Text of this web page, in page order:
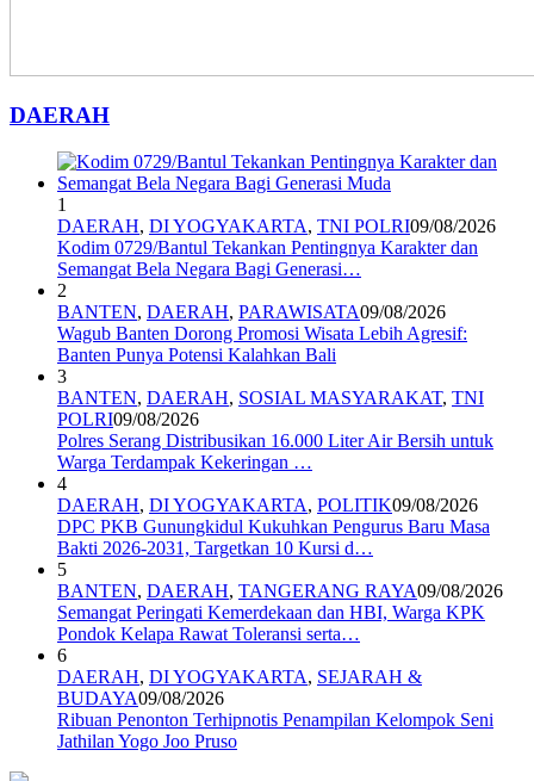
DAERAH
1
DAERAH, DI YOGYAKARTA, TNI POLRI09/08/2026
Kodim 0729/Bantul Tekankan Pentingnya Karakter dan
Semangat Bela Negara Bagi Generasi…
2
BANTEN, DAERAH, PARAWISATA09/08/2026
Wagub Banten Dorong Promosi Wisata Lebih Agresif:
Banten Punya Potensi Kalahkan Bali
3
BANTEN, DAERAH, SOSIAL MASYARAKAT, TNI
POLRI09/08/2026
Polres Serang Distribusikan 16.000 Liter Air Bersih untuk
Warga Terdampak Kekeringan …
4
DAERAH, DI YOGYAKARTA, POLITIK09/08/2026
DPC PKB Gunungkidul Kukuhkan Pengurus Baru Masa
Bakti 2026-2031, Targetkan 10 Kursi d…
5
BANTEN, DAERAH, TANGERANG RAYA09/08/2026
Semangat Peringati Kemerdekaan dan HBI, Warga KPK
Pondok Kelapa Rawat Toleransi serta…
6
DAERAH, DI YOGYAKARTA, SEJARAH &
BUDAYA09/08/2026
Ribuan Penonton Terhipnotis Penampilan Kelompok Seni
Jathilan Yogo Joo Pruso